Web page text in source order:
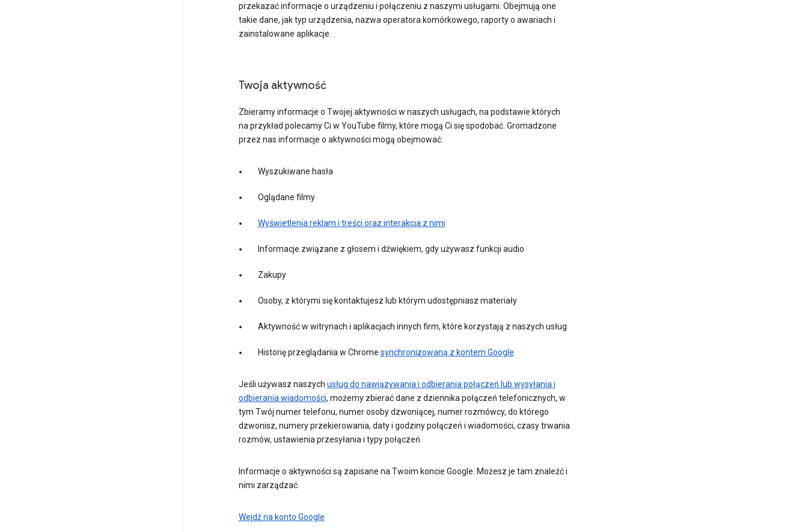
przekazać informacje o urządzeniu i połączeniu z naszymi usługami. Obejmują one
takie dane, jak typ urządzenia, nazwa operatora komórkowego, raporty o awariach i
zainstalowane aplikacje.
Twoja aktywność
Zbieramy informacje o Twojej aktywności w naszych usługach, na podstawie których
na przykład polecamy Ci w YouTube filmy, które mogą Ci się spodobać. Gromadzone
przez nas informacje o aktywności mogą obejmować:
Wyszukiwane hasła
Oglądane filmy
Wyświetlenia reklam i treści oraz interakcja z nimi
Informacje związane z głosem i dźwiękiem, gdy używasz funkcji audio
Zakupy
Osoby, z którymi się kontaktujesz lub którym udostępniasz materiały
Aktywność w witrynach i aplikacjach innych firm, które korzystają z naszych usług
Historię przeglądania w Chrome synchronizowaną z kontem Google
Jeśli używasz naszych usług do nawiązywania i odbierania połączeń lub wysyłania i
odbierania wiadomości, możemy zbierać dane z dziennika połączeń telefonicznych, w
tym Twój numer telefonu, numer osoby dzwoniącej, numer rozmówcy, do którego
dzwonisz, numery przekierowania, daty i godziny połączeń i wiadomości, czasy trwania
rozmów, ustawienia przesyłania i typy połączeń.
Informacje o aktywności są zapisane na Twoim koncie Google. Możesz je tam znaleźć i
nimi zarządzać.
Wejdź na konto Google